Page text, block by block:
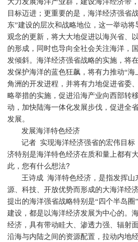
大力发展海洋产业群，建设海洋经济带
目标迈进；更重要的是，海洋经济强省
东”建设的层次和战略地位，这一举动
观念的更新，将大大地促进以海兴省、
的形成，同时也导向全社会关注海洋，
发倾斜。海洋经济强省战略的实施，将
发保护海洋的蓝色狂飙，将有力推动“海
角洲的开发进程，并将有力地促进省委
略举措的实施，促进沿海产业向西部转
动，加快陆海一体化发展步伐，促进全
发展。
发展海洋特色经济
记者 实现海洋经济强省的宏伟目
济特别是海洋特色经济在质和量上都有
此，您有什么想法?
王诗成 海洋特色经济，是指发挥山
源、科技、开放优势而形成的大海洋经
提出的海洋强省战略特别是“四个半岛圈
建设，都是以海洋经济发展为中心的。
经济，具有带动眭大、渗透力强、辐射
沿海与内陆之间的资源配置，拉动内地